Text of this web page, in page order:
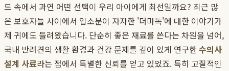
드 속에서 과연 어떤 선택이 우리 아이에게 최선일까요? 최근 많
은 보호자들 사이에서 입소문이 자자한 '더마독'에 대한 이야기가
제 귀에도 들려왔습니다. 단순히 좋은 재료를 쓴다는 차원을 넘어,
국내 반려견의 생활 환경과 건강 문제를 깊이 있게 연구한수의사
설계 사료라는 점에서 특별한 신뢰를 얻고 있었죠. 특히 고질적인